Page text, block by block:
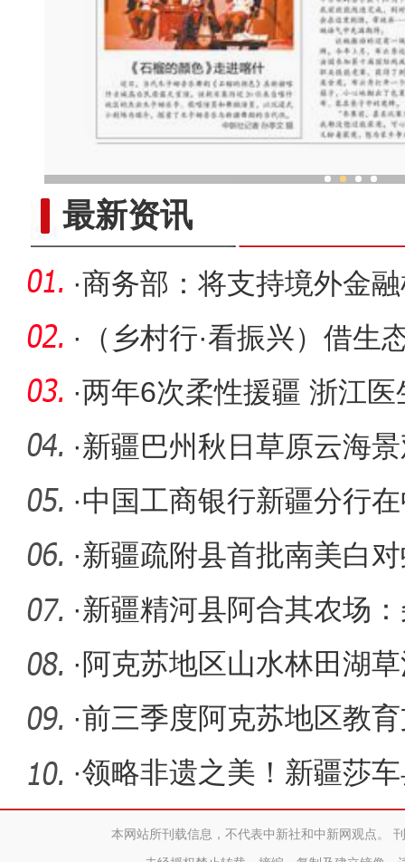
最新资讯
·商务部：将支持境外金
验区设立
·
（乡村行·看振兴）借生
风景带
·两年6次柔性援疆 浙江
带来“心
·新疆巴州秋日草原云海
涛
·中国工商银行新疆分行
贸易试验
·新疆疏附县首批南美白
·新疆精河县阿合其农场
花”
· 阿克苏地区山水林田湖
复工程收
·前三季度阿克苏地区教
·领略非遗之美！新疆莎
服务本网站所刊载信息，不代表中新社和中新网观点。